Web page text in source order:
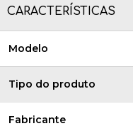
CARACTERÍSTICAS
Modelo
Tipo do produto
Fabricante